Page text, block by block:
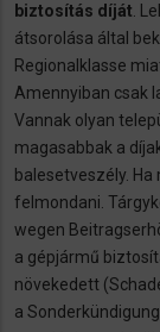
biztosítás díját .
átsorolása által
Regionalklasse
Amennyiban csak
Vannak olyan
magasabbak a
balesetveszély.
felmondani.
wegen
a gépjármű
növekedett
a